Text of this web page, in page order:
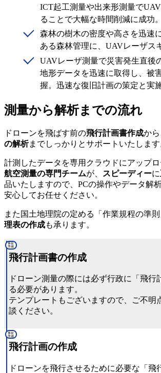
ICT起工測量や出来形測量で
ることで大幅な時間削減に成功。
森林の樹木の密度や高さを迅速
ある森林管理に、UAVレーザス
UAVレーザ測量で災害発生直後
地形データを迅速に取得し、被
握。迅速な復旧計画の策定と実
測量から解析までの流れ
ドローンを飛ばす前の飛行計画書作成か
の解析までしっかりとサポートいたします
計測したデータを専用クラウドにアップロ
航空測量の専門チームが、 スピーディーに
品いたしますので、PCの操作やデータ解
安心してお任せください。
また国土地理院の定める「作業規程の準
理表の作成も承ります。
事前
準備
飛行計画書の作成
ドローン測量の際には必ず行政に「飛行
る必要があります。
テンプレートもございますので、ご不明
談ください。
事前
準備
飛行計画の作成
ドローンを飛行させるために必要な「飛